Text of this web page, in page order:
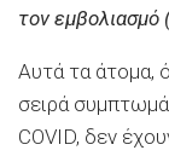
τον εμβολιασμό
Αυτά τα άτομα,
σειρά
COVID, δεν